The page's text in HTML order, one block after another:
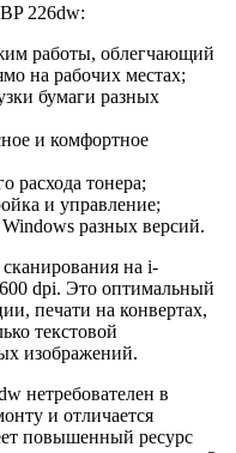
226dw:
работы, облегчающий
на рабочих местах;
бумаги разных
и комфортное
расхода тонера;
и управление;
разных версий.
на i-
dpi. Это оптимальный
печати на конвертах,
текстовой
изображений.
нетребователен в
и отличается
повышенный ресурс